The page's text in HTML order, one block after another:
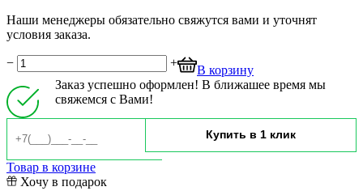
Наши менеджеры обязательно свяжутся вами и уточнят
условия заказа.
− +
В корзину
Заказ успешно оформлен! В ближашее время мы
свяжемся с Вами!
Товар в корзине
Хочу в подарок